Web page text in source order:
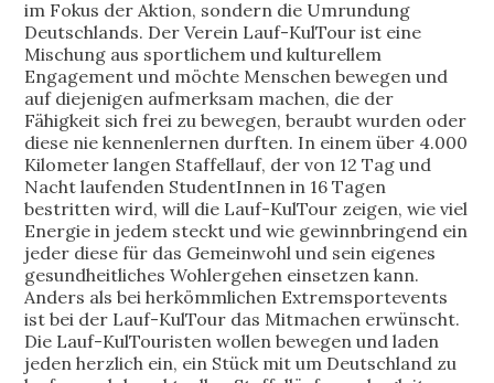
im Fokus der Aktion, sondern die Umrundung
Deutschlands. Der Verein Lauf-KulTour ist eine
Mischung aus sportlichem und kulturellem
Engagement und möchte Menschen bewegen und
auf diejenigen aufmerksam machen, die der
Fähigkeit sich frei zu bewegen, beraubt wurden oder
diese nie kennenlernen durften. In einem über 4.000
Kilometer langen Staffellauf, der von 12 Tag und
Nacht laufenden StudentInnen in 16 Tagen
bestritten wird, will die Lauf-KulTour zeigen, wie viel
Energie in jedem steckt und wie gewinnbringend ein
jeder diese für das Gemeinwohl und sein eigenes
gesundheitliches Wohlergehen einsetzen kann.
Anders als bei herkömmlichen Extremsportevents
ist bei der Lauf-KulTour das Mitmachen erwünscht.
Die Lauf-KulTouristen wollen bewegen und laden
jeden herzlich ein, ein Stück mit um Deutschland zu